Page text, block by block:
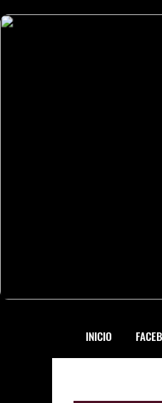
INICIO